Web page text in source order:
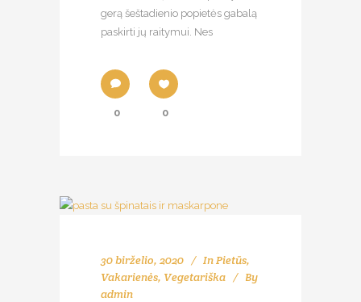
gerą šeštadienio popietės gabalą
paskirti jų raitymui. Nes
0 0
30 birželio, 2020 InPietūs,
Vakarienės, Vegetariška
By
admin